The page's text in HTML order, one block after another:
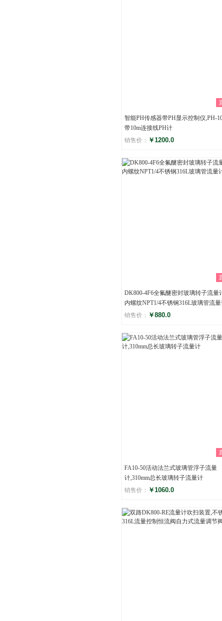
智能PH传感器带PH显示控制仪,PH-
带10m连接线PH计
销售价： ￥1200.0
评分
()
DK800-4F6全氟醚密封玻璃转子流量
内螺纹NPT1/4不锈钢316L玻璃管流
销售价： ￥880.0
评分
()
FA10-50活动法兰式玻璃管浮子流量
计,310mm总长玻璃转子流量计
销售价： ￥1060.0
评分
()